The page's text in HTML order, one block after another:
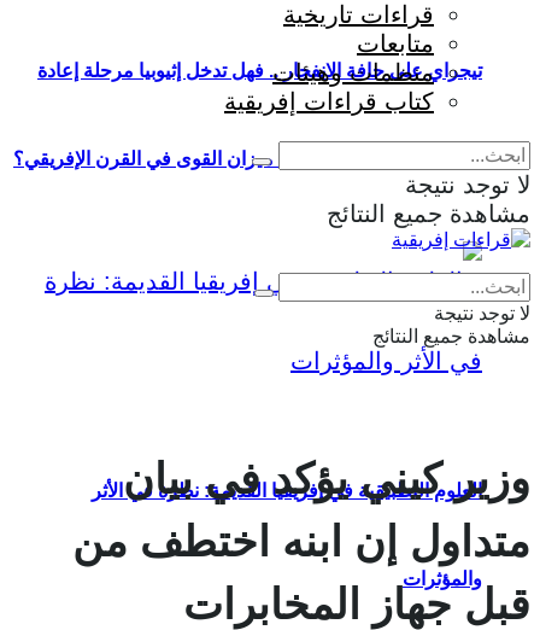
تيجراي على حافة الانفجار .. فهل تدخل إثيوبيا مرحلة إعادة
إنتاج الحرب وإعادة تشكيل ميزان القوى في القرن الإفريقي؟
العلوم التطبيقية في إفريقيا القديمة: نظرة في الأثر
والمؤثرات
قراءات تاريخية
متابعات
منظمات وهيئات
كتاب قراءات إفريقية
لا توجد نتيجة
مشاهدة جميع النتائج
لا توجد نتيجة
مشاهدة جميع النتائج
وزير كيني يؤكد في بيان
متداول إن ابنه اختطف من
قبل جهاز المخابرات